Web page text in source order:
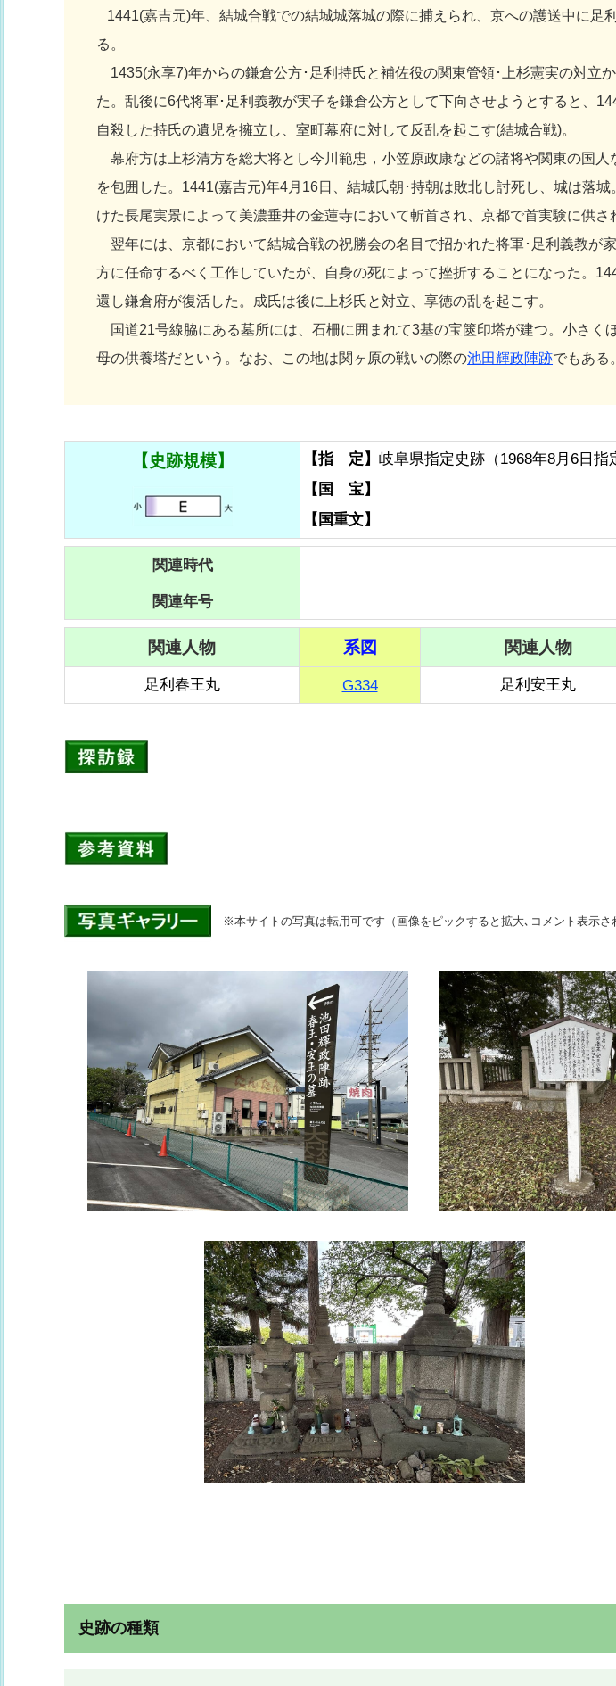
1441(嘉吉元)年、結城合戦での結城城落城の際に捕えられ、京への護送中に
る。
1435(永享7)年からの鎌倉公方･足利持氏と補佐役の関東管領･上杉憲実の対立
た。乱後に6代将軍･足利義教が実子を鎌倉公方として下向させようとすると、
自殺した持氏の遺児を擁立し、室町幕府に対して反乱を起こす(結城合戦)。
幕府方は上杉清方を総大将とし今川範忠，小笠原政康などの諸将や関東の国
を包囲した。1441(嘉吉元)年4月16日、結城氏朝･持朝は敗北し討死し、城は落
けた長尾実景によって美濃垂井の金蓮寺において斬首され、京都で首実験に供
翌年には、京都において結城合戦の祝勝会の名目で招かれた将軍･足利義教が
方に任命するべく工作していたが、自身の死によって挫折することになった。
還し鎌倉府が復活した。成氏は後に上杉氏と対立、享徳の乱を起こす。
国道21号線脇にある墓所には、石柵に囲まれて3基の宝篋印塔が建つ。小さ
母の供養塔だという。なお、この地は関ヶ原の戦いの際の池田輝政陣跡でもある。
【史跡規模】 【指 定】 岐阜県指定史跡（1968年8月6日指
【国 宝】
【国重文】
関連時代
関連年号
関連人物 系図 関連人物
足利春王丸 G334 足利安王丸
※本サイトの写真は転用可です（画像をピックすると拡大､コメント表示さ
史跡の種類